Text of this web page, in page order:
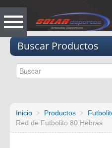
Buscar Productos
Inicio Productos
Red de Futbolito 80 Hebras